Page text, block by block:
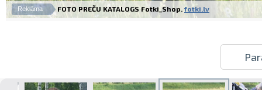
Reklāma FOTO PREČU KATALOGS Fotki_Shop. fotki.lv